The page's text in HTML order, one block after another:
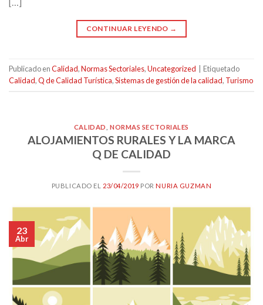
CONTINUAR LEYENDO →
Publicado enCalidad,Normas Sectoriales,Uncategorized
Etiquetado
Calidad,Q de Calidad Turística,Sistemas de gestión de la calidad, Turismo
CALIDAD NORMAS SECTORIALES
ALOJAMIENTOS RURALES Y LA MARCA
Q DE CALIDAD
PUBLICADO EL 23/04/2019 PORNURIA GUZMAN
23
Abr